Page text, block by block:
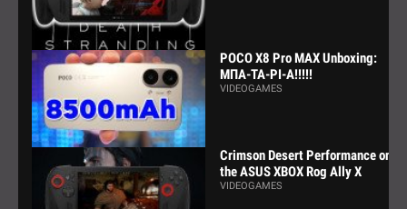
POCO X8 Pro MAX Unboxing:
ΜΠΑ-ΤΑ-ΡΙ-Α!!!!!
VIDEOGAMES
Crimson Desert Performance on
the ASUS XBOX Rog Ally X
VIDEOGAMES